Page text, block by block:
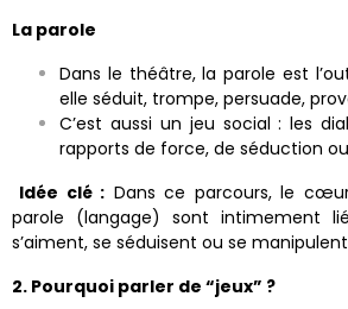
La parole
Dans le théâtre, la parole est
elle séduit, trompe, persuade,
C’est aussi un jeu social : les
rapports de force, de séduction
Idée clé : Dans ce parcours, le
parole (langage) sont intimement
s’aiment, se séduisent ou se
2. Pourquoi parler de “jeux” ?